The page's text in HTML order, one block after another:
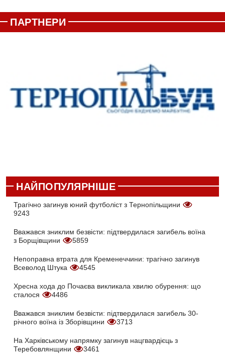
ПАРТНЕРИ
НАЙПОПУЛЯРНІШЕ
Трагічно загинув юний футболіст з Тернопільщини
9243
Вважався зниклим безвісти: підтвердилася загибель воїна
з Борщівщини
5859
Непоправна втрата для Кременеччини: трагічно загинув
Всеволод Штука
4545
Хресна хода до Почаєва викликала хвилю обурення: що
сталося
4486
Вважався зниклим безвісти: підтвердилася загибель 30-
річного воїна із Зборівщини
3713
На Харківському напрямку загинув нацгвардієць з
Теребовлянщини
3461